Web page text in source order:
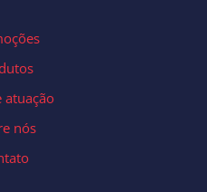
atuação
nós